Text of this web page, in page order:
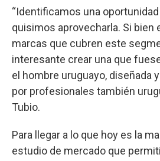
“Identificamos una
quisimos aprovecharla. Si bien
marcas que cubren este
interesante crear una que
el hombre uruguayo, diseñada
por profesionales también
Tubio.
Para llegar a lo que hoy es la
estudio de mercado que